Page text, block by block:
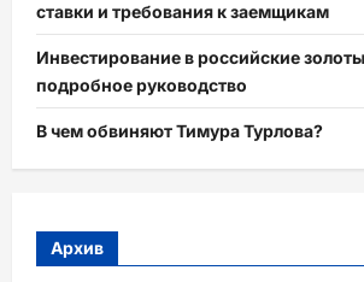
ставки и требования к заемщикам
Инвестирование в российские
подробное руководство
В чем обвиняют Тимура Турлова?
Архив